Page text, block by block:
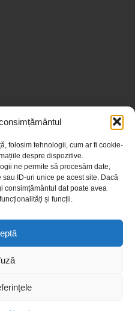
folosim tehnologii, cum ar fi cookie-
despre dispozitive.
ne permite să procesăm date,
ID-uri unice pe acest site. Dacă
consimțământul dat poate avea
și funcții.
Asachi” Iaşi